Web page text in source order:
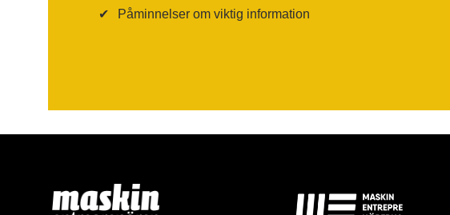
✔ Påminnelser om viktig information